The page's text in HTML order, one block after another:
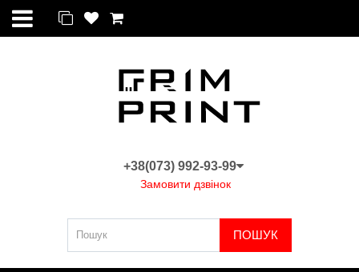
+38(073) 992-93-99
Замовити дзвінок
ПОШУК